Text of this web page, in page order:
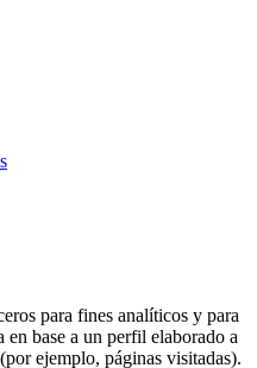
para fines analíticos y para
base a un perfil elaborado a
ejemplo, páginas visitadas).